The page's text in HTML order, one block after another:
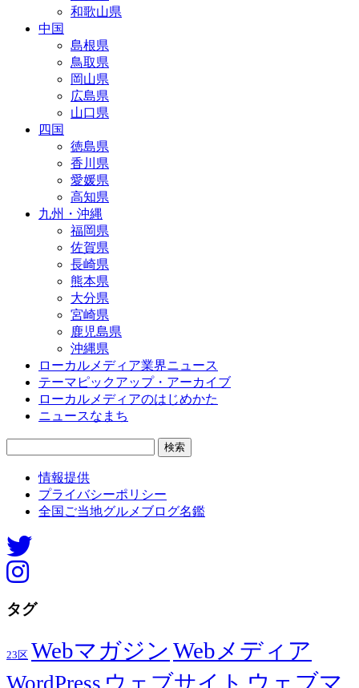
和歌山県
中国
島根県
鳥取県
岡山県
広島県
山口県
四国
徳島県
香川県
愛媛県
高知県
九州・沖縄
福岡県
佐賀県
長崎県
熊本県
大分県
宮崎県
鹿児島県
沖縄県
ローカルメディア業界ニュース
テーマピックアップ・アーカイブ
ローカルメディアのはじめかた
ニュースなまち
情報提供
プライバシーポリシー
全国ご当地グルメブログ名鑑
タグ
23区 Webマガジン Webメディア
ウェブサイト ウェブマ